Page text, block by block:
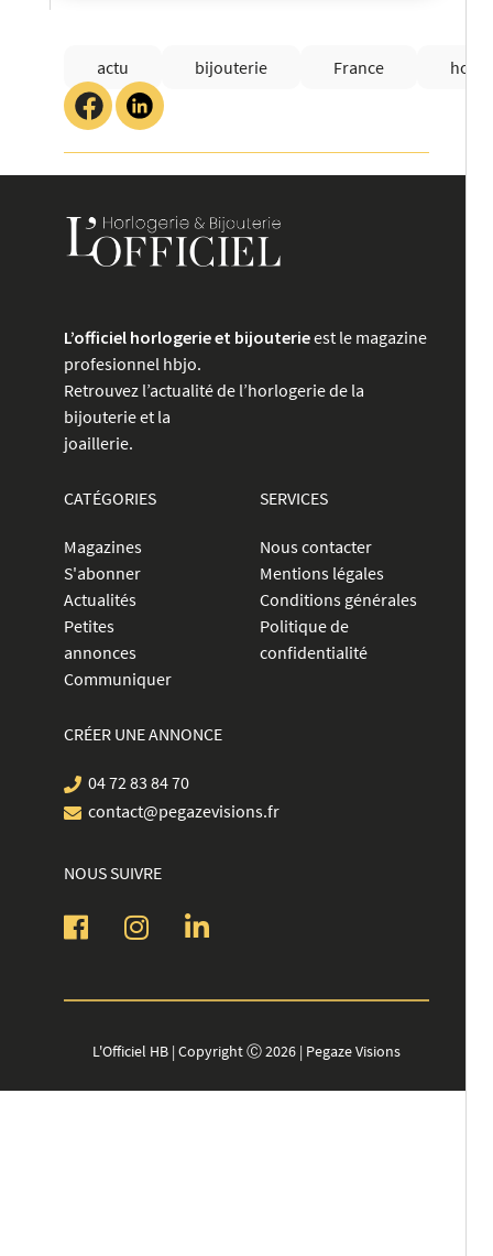
actu bijouterie France
L’officiel horlogerie et bijouterieest le magazine
profesionnel hbjo.
Retrouvez l’actualité de l’horlogerie de la
bijouterie et la
joaillerie.
CATÉGORIES
Magazines
S'abonner
Actualités
Petites
annonces
Communiquer
SERVICES
Nous contacter
Mentions légales
Conditions générales
Politique de
confidentialité
CRÉER UNE ANNONCE
04 72 83 84 70
contact@pegazevisions.fr
NOUS SUIVRE
L'Officiel HB | Copyright Ⓒ 2026 | Pegaze Visions